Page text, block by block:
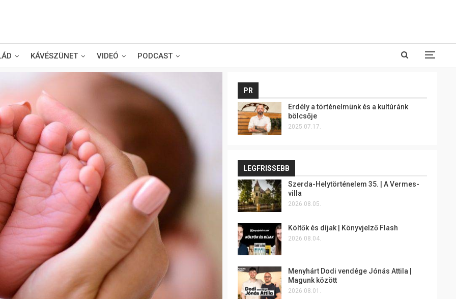
KÁVÉSZÜNET VIDEÓ PODCAST
PR
Erdély a történelmünk és a kultúránk
bölcsője
2025.07.17.
LEGFRISSEBB
Szerda-Helytörténelem 35. | A Vermes-
villa
2026.08.05.
Költők és díjak | Könyvjelző Flash
2026.08.04.
Menyhárt Dodi vendége Jónás Attila |
Magunk között
2026.08.01.